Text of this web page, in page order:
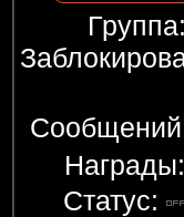
Группа:
Награды:
Статус: